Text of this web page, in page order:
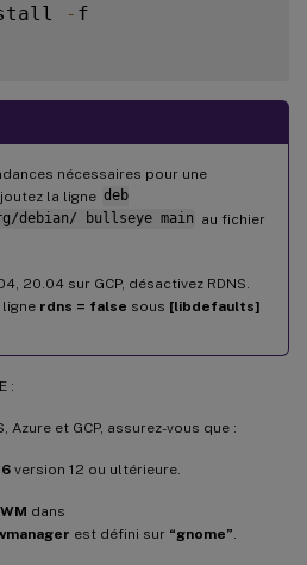
- f
nécessaires pour une
la ligne deb
debian/ bullseye main au fichier
20.04 sur GCP, désactivez RDNS.
ligne rdns = false sous [libdefaults]
:
Azure et GCP, assurez-vous que :
version 12 ou ultérieure.
dans
est défini sur “gnome”